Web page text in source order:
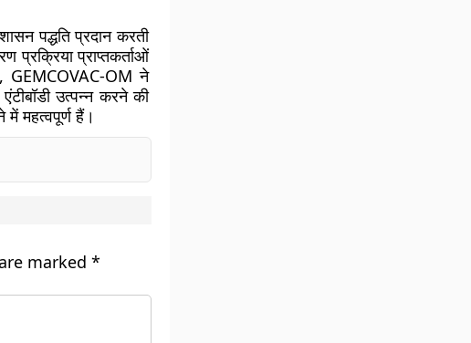
पद्धति प्रदान करती
प्रक्रिया प्राप्तकर्ताओं
GEMCOVAC-OM ने
उत्पन्न करने की
में महत्वपूर्ण हैं।
marked *